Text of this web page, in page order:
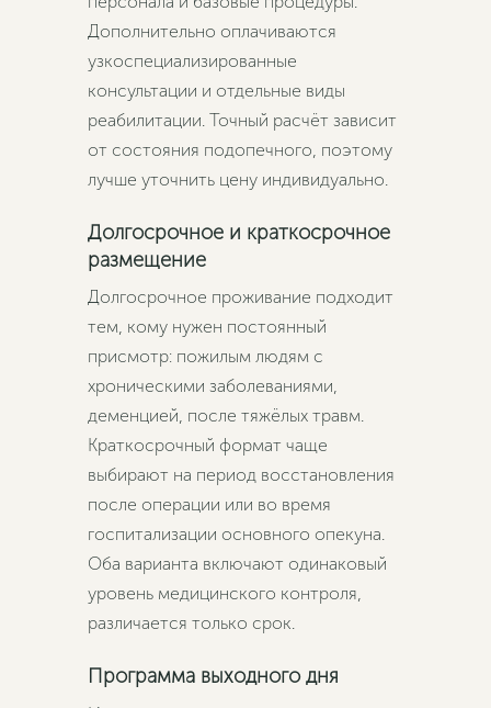
Дополнительно оплачиваются
узкоспециализированные
консультации и отдельные виды
реабилитации. Точный расчёт зависит
от состояния подопечного, поэтому
лучше уточнить цену индивидуально.
Долгосрочное и краткосрочное
размещение
Долгосрочное проживание подходит
тем, кому нужен постоянный
присмотр: пожилым людям с
хроническими заболеваниями,
деменцией, после тяжёлых травм.
Краткосрочный формат чаще
выбирают на период восстановления
после операции или во время
госпитализации основного опекуна.
Оба варианта включают одинаковый
уровень медицинского контроля,
различается только срок.
Программа выходного дня